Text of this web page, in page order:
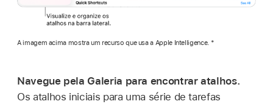
A imagem acima mostra um recurso que usa a Apple Intelligence. *
Navegue pela Galeria para encontrar atalhos.
Os atalhos iniciais para uma série de tarefas